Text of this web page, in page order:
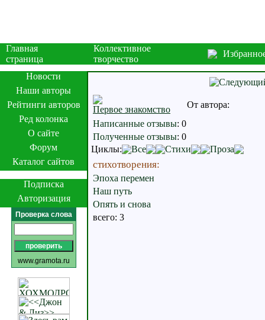
Главная
страница
Коллективное
творчество
Новости
Наши авторы
Рейтинги авторов
Ред колонка
О сайте
Форум
Каталог сайтов
Подписка
Авторизация
Проверка слова
www.gramota.ru
Первое знакомство
От автора:
Написанные отзывы: 0
Полученные отзывы: 0
Циклы:
Все Стихи Проза
стихотворения:
Эпоха перемен
Наш путь
Опять и снова
всего: 3